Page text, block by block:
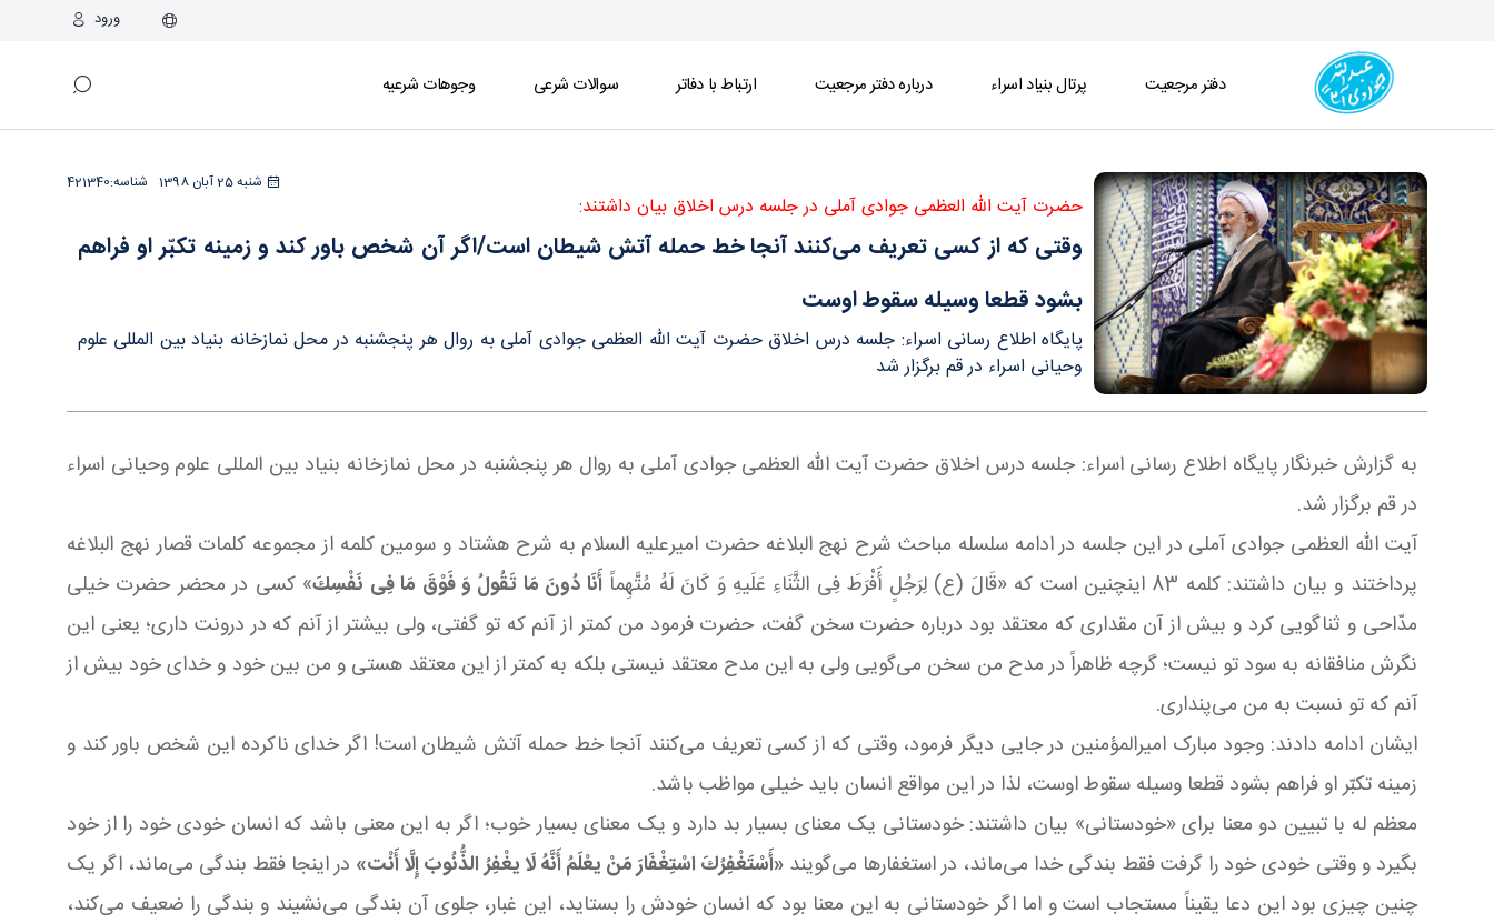
ورود
دفتر مرجعیت پرتال بنیاد اسراء درباره دفتر مرجعیت ارتباط با دفاتر سوالات شرعی وجوهات شرعیه
شنبه 25 آبان 1398 421340شناسه:
حضرت آیت الله العظمی جوادی آملی در جلسه درس اخلاق بیان داشتند:
وقتی که از کسی تعریف می‌کنند آنجا خط حمله آتش شیطان است/اگر آن شخص باور کند و زمینه تکبّر او فراهم
بشود قطعا وسیله سقوط اوست
پایگاه اطلاع رسانی اسراء: جلسه درس اخلاق حضرت آیت الله العظمی جوادی آملی به روال هر پنجشنبه در محل نمازخانه بنیاد بین المللی علوم
وحیانی اسراء در قم برگزار شد
به گزارش خبرنگار پایگاه اطلاع رسانی اسراء: جلسه درس اخلاق حضرت آیت الله العظمی جوادی آملی به روال هر پنجشنبه در محل نمازخانه بنیاد بین المللی علوم وحیانی اسراء
در قم برگزار شد.
آیت الله العظمی جوادی آملی در این جلسه در ادامه سلسله مباحث شرح نهج البلاغه حضرت امیرعلیه السلام به شرح هشتاد و سومین کلمه از مجموعه کلمات قصار نهج البلاغه
پرداختند و بیان داشتند: کلمه 83 اینچنین است که «قَالَ (ع) لِرَجُلٍ أَفْرَطَ فِی الثَّنَاءِ عَلَیهِ وَ كَانَ لَهُ مُتَّهِماً
أَنَا دُونَ مَا تَقُولُ وَ فَوْقَ مَا فِی نَفْسِكَ» کسی در محضر حضرت خیلی
مدّاحی و ثناگویی کرد و بیش از آن مقداری که معتقد بود درباره حضرت سخن گفت، حضرت فرمود من کمتر از آنم که تو گفتی، ولی بیشتر از آنم که در درونت داری؛ یعنی این
نگرش منافقانه به سود تو نیست؛ گرچه ظاهراً در مدح من سخن می‌گویی ولی به این مدح معتقد نیستی بلکه به کمتر از این معتقد هستی و من بین خود و خدای خود بیش از
آنم که تو نسبت به من می‌پنداری.
ایشان ادامه دادند: وجود مبارک امیرالمؤمنین در جایی دیگر فرمود، وقتی که از کسی تعریف می‌کنند آنجا خط حمله آتش شیطان است! اگر خدای ناکرده این شخص باور کند و
زمینه تکبّر او فراهم بشود قطعا وسیله سقوط اوست، لذا در این مواقع انسان باید خیلی مواظب باشد.
معظم له با تبیین دو معنا برای «خودستانی» بیان داشتند: خودستانی یک معنای بسیار بد دارد و یک معنای بسیار خوب؛ اگر به این معنی باشد که انسان خودی خود را از خود
بگیرد و وقتی خودی خود را گرفت فقط بندگی خدا می‌ماند، در استغفارها می‌گویند«أَسْتَغْفِرُكَ اسْتِغْفَارَ مَنْ یعْلَمُ أَنَّهُ لَا یغْفِرُ الذُّنُوبَ إِلَّا أَنْت‏» در اینجا فقط بندگی می‌ماند، اگر یک
چنین چیزی بود این دعا یقیناً مستجاب است و اما اگر خودستانی به این معنا بود که انسان خودش را بستاید، این غبار، جلوی آن بندگی می‌نشیند و بندگی را ضعیف می‌کند،